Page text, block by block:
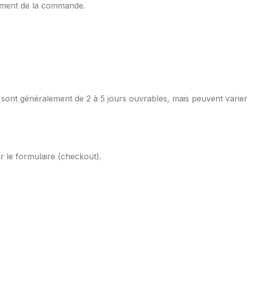
de la commande.
généralement de 2 à 5 jours ouvrables, mais peuvent varier
le formulaire (checkout).